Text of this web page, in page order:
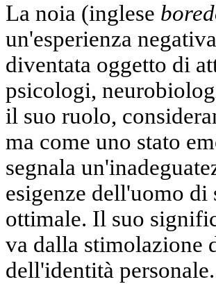
La noia (inglese
un'esperienza
diventata oggetto di
psicologi,
il suo ruolo,
ma come uno stato
segnala
esigenze dell'uomo
ottimale. Il suo
va dalla stimolazione
dell'identità personale.